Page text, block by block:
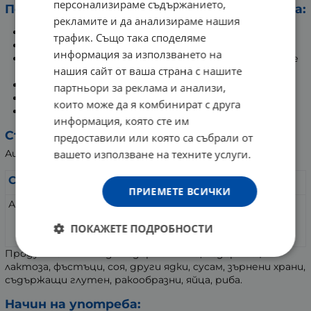
Полезни действия на активната съставка:
Повишава издръжливостта и енергията.
Намалява апетита.
Помага за здравословното изгаряне на излишните
мазнини.
Спомага за регулиране на кръвната захар.
Подкрепя сърдечносъдовата система.
Подобрява физическите резултати.
Състав:
Ацетил L-Карнитин HCL
Съдържание за 2 g (дневна доза)
Ацетил L-Карнитин
от който L-Kарнитин
2000 mg
1340 mg
Продуктът може да съдържа мляко, съдържащо
лактоза, фъстъци, соя, други ядки, сусам, зърнени храни,
съдържащи глутен, ракообразни, яйца, риба.
Начин на употреба:
персонализираме съдържанието,
рекламите и да анализираме нашия
трафик. Също така споделяме
информация за използването на
нашия сайт от ваша страна с нашите
партньори за реклама и анализи,
които може да я комбинират с друга
информация, която сте им
предоставили или която са събрали от
вашето използване на техните услуги.
ПРИЕМЕТЕ ВСИЧКИ
ПОКАЖЕТЕ ПОДРОБНОСТИ